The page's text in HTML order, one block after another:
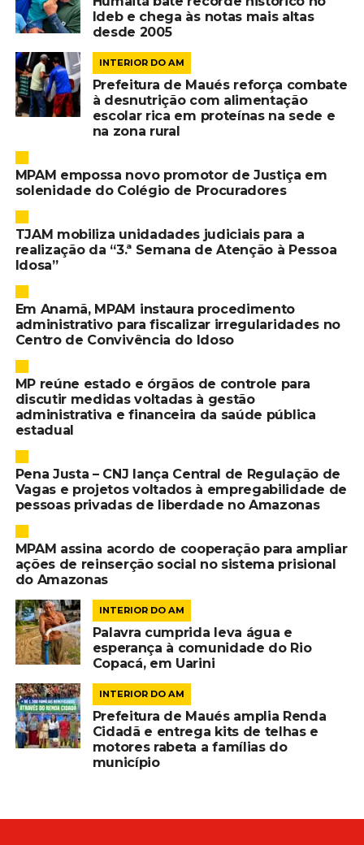
Ideb e chega às notas mais altas
desde 2005
INTERIOR DO AM
Prefeitura de Maués reforça combate
à desnutrição com alimentação
escolar rica em proteínas na sede e
na zona rural
MPAM empossa novo promotor de Justiça em
solenidade do Colégio de Procuradores
TJAM mobiliza unidadades judiciais para a
realização da “3.ª Semana de Atenção à Pessoa
Idosa”
Em Anamã, MPAM instaura procedimento
administrativo para fiscalizar irregularidades no
Centro de Convivência do Idoso
MP reúne estado e órgãos de controle para
discutir medidas voltadas à gestão
administrativa e financeira da saúde pública
estadual
Pena Justa – CNJ lança Central de Regulação de
Vagas e projetos voltados à empregabilidade de
pessoas privadas de liberdade no Amazonas
MPAM assina acordo de cooperação para ampliar
ações de reinserção social no sistema prisional
do Amazonas
INTERIOR DO AM
Palavra cumprida leva água e
esperança à comunidade do Rio
Copacá, em Uarini
INTERIOR DO AM
Prefeitura de Maués amplia Renda
Cidadã e entrega kits de telhas e
motores rabeta a famílias do
município